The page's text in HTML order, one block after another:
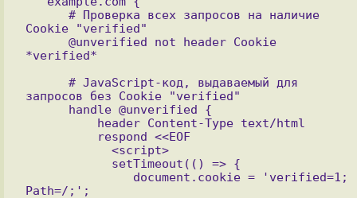
Cookie "verified"
запросов без Cookie "verified"
Path=/;';